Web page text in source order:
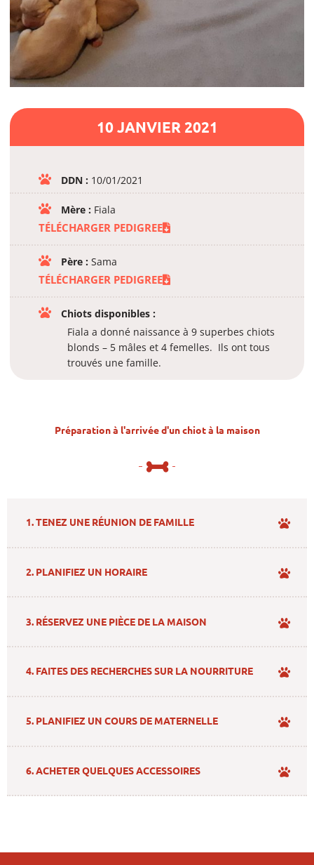
10 JANVIER 2021
DDN : 10/01/2021
Mère : Fiala
TÉLÉCHARGER PEDIGREE
Père : Sama
TÉLÉCHARGER PEDIGREE
Chiots disponibles :
Fiala a donné naissance à 9 superbes chiots
blonds – 5 mâles et 4 femelles. Ils ont tous
trouvés une famille.
Préparation à l'arrivée d'un chiot à la maison
1. TENEZ UNE RÉUNION DE FAMILLE
2. PLANIFIEZ UN HORAIRE
3. RÉSERVEZ UNE PIÈCE DE LA MAISON
4. FAITES DES RECHERCHES SUR LA NOURRITURE
5. PLANIFIEZ UN COURS DE MATERNELLE
6. ACHETER QUELQUES ACCESSOIRES